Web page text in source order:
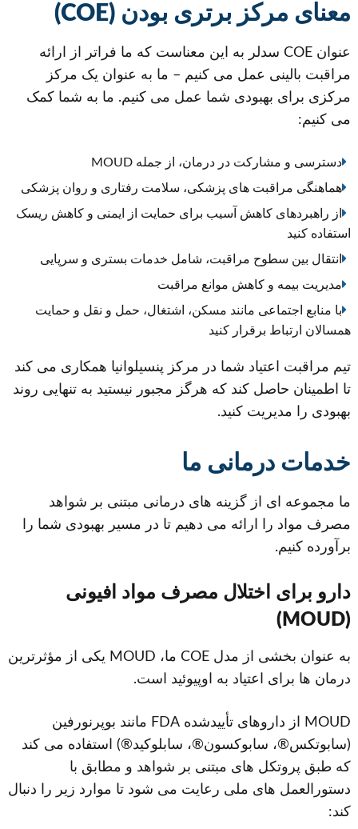
معنای مرکز برتری بودن (COE)
عنوان COE سدلر به این معناست که ما فراتر از ارائه
مراقبت بالینی عمل می کنیم – ما به عنوان یک مرکز
مرکزی برای بهبودی شما عمل می کنیم. ما به شما کمک
می کنیم:
دسترسی و مشارکت در درمان، از جمله MOUD
هماهنگی مراقبت های پزشکی، سلامت رفتاری و روان پزشکی
از راهبردهای کاهش آسیب برای حمایت از ایمنی و کاهش ریسک
استفاده کنید
انتقال بین سطوح مراقبت، شامل خدمات بستری و سرپایی
مدیریت بیمه و کاهش موانع مراقبت
با منابع اجتماعی مانند مسکن، اشتغال، حمل و نقل و حمایت
همسالان ارتباط برقرار کنید
تیم مراقبت اعتیاد شما در مرکز پنسیلوانیا همکاری می کند
تا اطمینان حاصل کند که هرگز مجبور نیستید به تنهایی روند
بهبودی را مدیریت کنید.
خدمات درمانی ما
ما مجموعه ای از گزینه های درمانی مبتنی بر شواهد
مصرف مواد را ارائه می دهیم تا در مسیر بهبودی شما را
برآورده کنیم.
دارو برای اختلال مصرف مواد افیونی
(MOUD)
به عنوان بخشی از مدل COE ما، MOUD یکی از مؤثرترین
درمان ها برای اعتیاد به اوپیوئید است.
MOUD از داروهای تأییدشده FDA مانند بوپرنورفین
(سابوتکس®، سابوکسون®، سابلوکید®) استفاده می کند
که طبق پروتکل های مبتنی بر شواهد و مطابق با
دستورالعمل های ملی رعایت می شود تا موارد زیر را دنبال
کند: